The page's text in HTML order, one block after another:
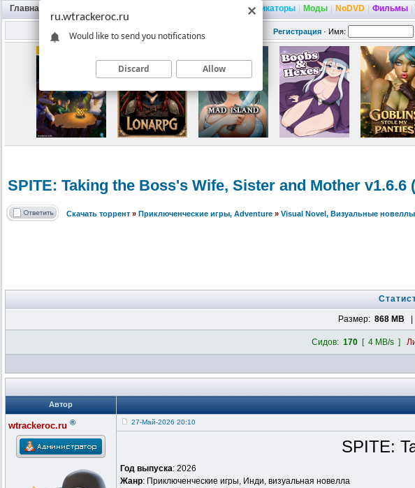
Главная Русификаторы Моды NoDVD Фильмы
Регистрация · Имя:
SPITE: Taking the Boss's Wife, Sister and Mother v1.6.6
Скачать торрент » Приключенческие игры, Adventure » Visual Novel, Визуальные новеллы
Размер: 868 MB |
Сидов: 170 [ 4 MB/s ]
Автор
wtrackeroc.ru ® 27-Май-2026 20:10
SPITE:
Год выпуска: 2026
Жанр: Приключенческие игры, Инди, визуальная новелла
ru.wtrackeroc.ru
Would like to send you notifications
Discard Allow